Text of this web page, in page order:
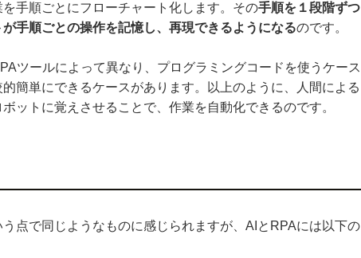
手順ごとにフローチャート化します。その手順を１段階ずつ
手順ごとの操作を記憶し、再現できるようになるのです。
ツールによって異なり、プログラミングコードを使うケース
簡単にできるケースがあります。以上のように、人間による
ットに覚えさせることで、作業を自動化できるのです。
点で同じようなものに感じられますが、AIとRPAには以下の